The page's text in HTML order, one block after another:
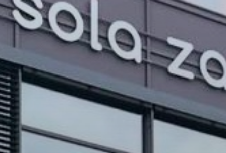
PROJEKTI IN DOGODKI
WEBMAIL
ARHIV NOVIC